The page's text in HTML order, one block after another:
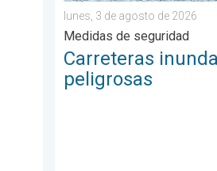
lunes, 3 de agosto de 2026
Medidas de seguridad
Carreteras
peligrosas